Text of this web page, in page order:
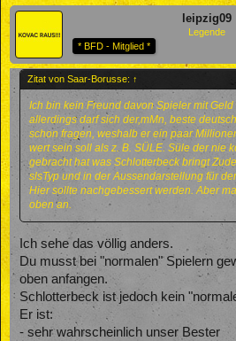
leipzig09
Legende
* BFD - Mitglied *
Zitat von Saar-Borusse: ↑
Ich bin kein Freund davon Spieler mit Geld
allerdings darf sich der,mMn, beste
schon fragen, weshalb er ein paar
wert sein soll als z. B. SÜLE. Süle der nie
gebracht hat was Schlotterbeck bringt
slsTyp und in der Aussendarstellung für
Hier sollte nachgebessert werden. Aber
oben an.
Ich sehe das völlig anders.
Du musst bei "normalen" Spielern
oben anfangen.
Schlotterbeck ist jedoch kein
Er ist:
- sehr wahrscheinlich unser Bester